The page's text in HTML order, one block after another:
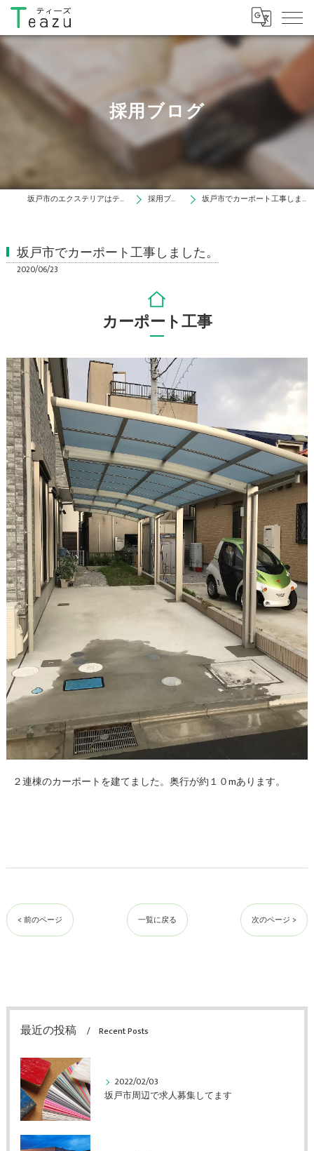
採用ブログ
坂戸市のエクステリアはティーズ 採用ブログ 坂戸市でカーポート工事しました。
坂戸市でカーポート工事しました。
2020/06/23
カーポート工事
２連棟のカーポートを建てました。奥行が約１０mあります。
< 前のページ 一覧に戻る 次のページ >
最近の投稿 Recent Posts
2022/02/03
坂戸市周辺で求人募集してます